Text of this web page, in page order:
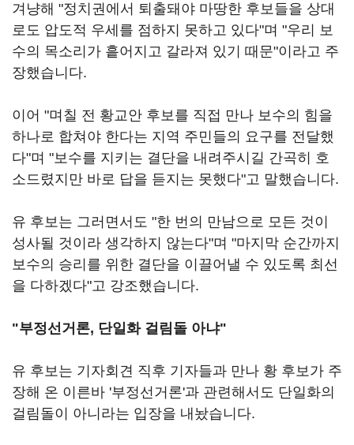
겨냥해 "정치권에서 퇴출돼야 마땅한 후보들을 상대
로도 압도적 우세를 점하지 못하고 있다"며 "우리 보
수의 목소리가 흩어지고 갈라져 있기 때문"이라고 주
장했습니다.
이어 "며칠 전 황교안 후보를 직접 만나 보수의 힘을
하나로 합쳐야 한다는 지역 주민들의 요구를 전달했
다"며 "보수를 지키는 결단을 내려주시길 간곡히 호
소드렸지만 바로 답을 듣지는 못했다"고 말했습니다.
유 후보는 그러면서도 "한 번의 만남으로 모든 것이
성사될 것이라 생각하지 않는다"며 "마지막 순간까지
보수의 승리를 위한 결단을 이끌어낼 수 있도록 최선
을 다하겠다"고 강조했습니다.
"부정선거론, 단일화 걸림돌 아냐"
유 후보는 기자회견 직후 기자들과 만나 황 후보가 주
장해 온 이른바 '부정선거론'과 관련해서도 단일화의
걸림돌이 아니라는 입장을 내놨습니다.